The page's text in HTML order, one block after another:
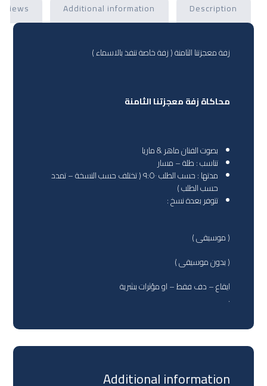
Description
Additional information
زفة معجزتنا الثامنة ( زفة خاصة تنفذ بالاسماء )
محاكاة زفة معجزتنا الثامنة
بصوت الفنان ماهر & ماريا
تناسب : طلة – مسار
مدتها : حسب الطلب ٩:٥٠ ( تختلف حسب النسخة – تمدد
حسب الطلب )
تتوفر بعدة نسخ :
( موسيقى )
( بدون موسيقى )
ايقاع – دف فقط – او مؤثرات بشرية
.
Additional information